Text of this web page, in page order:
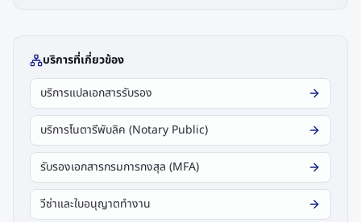
บริการที่เกี่ยวข้อง
บริการแปลเอกสารรับรอง
บริการโนตารีพับลิค (Notary Public)
รับรองเอกสารกรมการกงสุล (MFA)
วีซ่าและใบอนุญาตทำงาน